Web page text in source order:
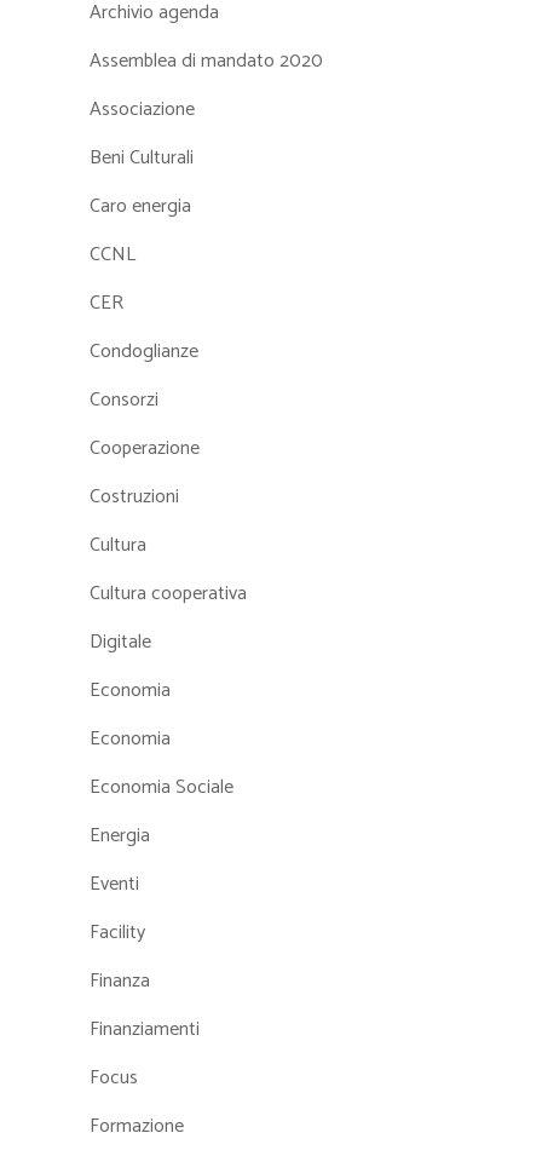
Archivio agenda
Assemblea di mandato 2020
Associazione
Beni Culturali
Caro energia
CCNL
CER
Condoglianze
Consorzi
Cooperazione
Costruzioni
Cultura
Cultura cooperativa
Digitale
Economia
Economia
Economia Sociale
Energia
Eventi
Facility
Finanza
Finanziamenti
Focus
Formazione